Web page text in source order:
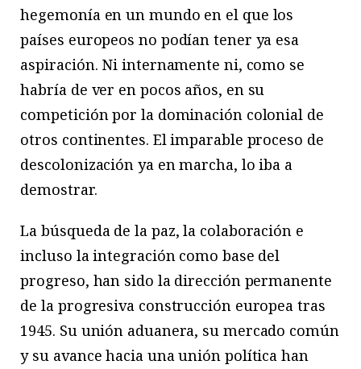
hegemonía en un mundo en el que los
países europeos no podían tener ya esa
aspiración. Ni internamente ni, como se
habría de ver en pocos años, en su
competición por la dominación colonial de
otros continentes. El imparable proceso de
descolonización ya en marcha, lo iba a
demostrar.
La búsqueda de la paz, la colaboración e
incluso la integración como base del
progreso, han sido la dirección permanente
de la progresiva construcción europea tras
1945. Su unión aduanera, su mercado común
y su avance hacia una unión política han